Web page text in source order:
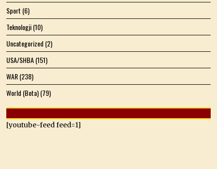
Sport (6)
Teknologji(10)
Uncategorized (2)
USA/SHBA(151)
WAR(238)
World (Bota)(79)
[youtube-feed feed=1]